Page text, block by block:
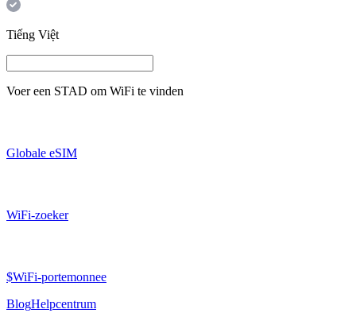
Tiếng Việt
Voer een STAD om WiFi te vinden
Globale eSIM
WiFi-zoeker
$WiFi-portemonnee
BlogHelpcentrum